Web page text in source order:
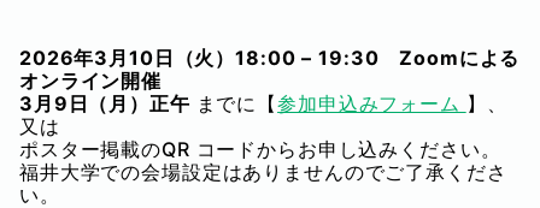
2026年3月10 日（火）18:00 – 19:30 Zoomによる
オンライン開催
3月9日（月）正午 までに【参加申込みフォーム 】、
又は
ポスター掲載のQR コードからお申し込みください。
福井大学での会場設定はありませんのでご了承くださ
い。